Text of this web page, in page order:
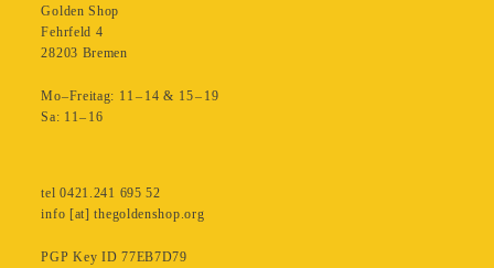
Golden Shop
Fehrfeld 4
28203 Bremen
Mo–Freitag: 11 – 14 & 15 – 19
Sa: 11– 16
tel 0421.241 695 52
info [at] thegoldenshop.org
PGP Key ID 77EB7D79